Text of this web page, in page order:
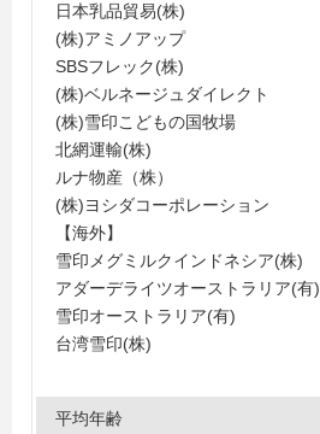
日本乳品貿易(株)
(株)アミノアップ
SBSフレック(株)
(株)ベルネージュダイレクト
(株)雪印こどもの国牧場
北網運輸(株)
ルナ物産（株）
(株)ヨシダコーポレーション
【海外】
雪印メグミルクインドネシア(株)
アダーデライツオーストラリア(有)
雪印オーストラリア(有)
台湾雪印(株)
平均年齢